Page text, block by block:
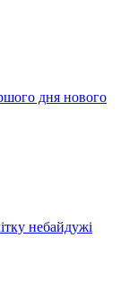
дня нового
небайдужі